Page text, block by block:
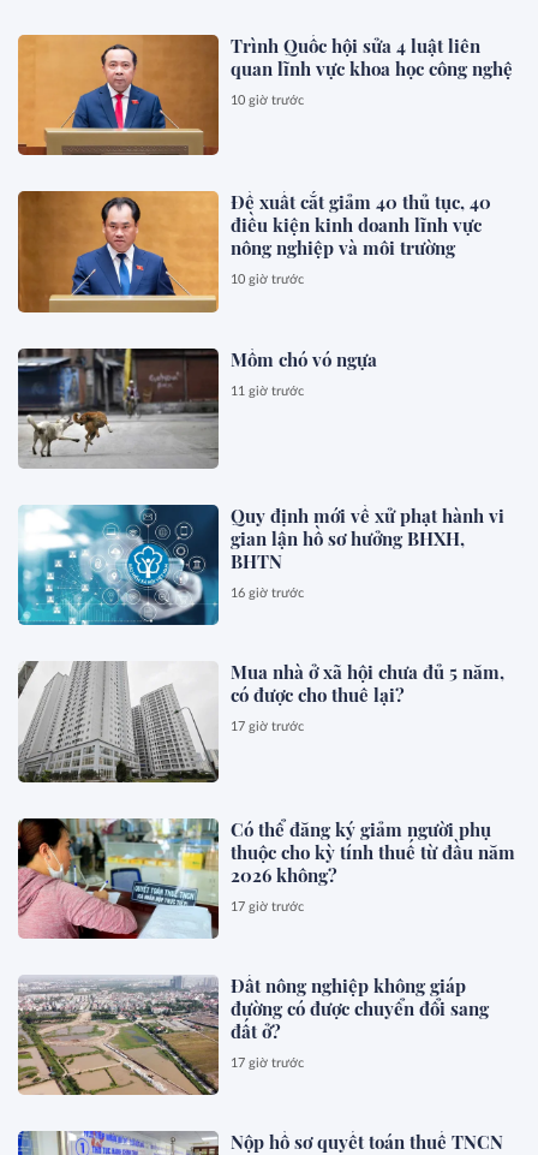
Trình Quốc hội sửa 4 luật liên
quan lĩnh vực khoa học công nghệ
10 giờ trước
Đề xuất cắt giảm 40 thủ tục, 40
điều kiện kinh doanh lĩnh vực
nông nghiệp và môi trường
10 giờ trước
Mồm chó vó ngựa
11 giờ trước
Quy định mới về xử phạt hành vi
gian lận hồ sơ hưởng BHXH,
BHTN
16 giờ trước
Mua nhà ở xã hội chưa đủ 5 năm,
có được cho thuê lại?
17 giờ trước
Có thể đăng ký giảm người phụ
thuộc cho kỳ tính thuế từ đầu năm
2026 không?
17 giờ trước
Đất nông nghiệp không giáp
đường có được chuyển đổi sang
đất ở?
17 giờ trước
Nộp hồ sơ quyết toán thuế TNCN